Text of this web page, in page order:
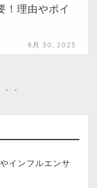
！理由やポイ
8月 30, 2023
インフルエンサ